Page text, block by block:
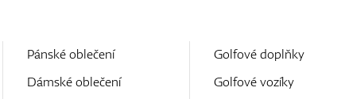
Pánské oblečení
Dámské oblečení
Golfové doplňky
Golfové vozíky